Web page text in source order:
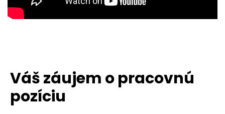
Váš záujem o pracovnú
pozíciu